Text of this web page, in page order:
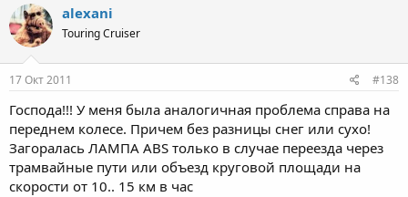
alexani
Touring Cruiser
17 Окт 2011 #138
Господа!!! У меня была аналогичная проблема справа на
переднем колесе. Причем без разницы снег или сухо!
Загоралась ЛАМПА ABS только в случае переезда через
трамвайные пути или объезд круговой площади на
скорости от 10.. 15 км в час